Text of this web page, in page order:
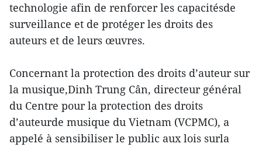
technologie afin de renforcer les capacitésde
surveillance et de protéger les droits des
auteurs et de leurs œuvres.
Concernant la protection des droits d’auteur sur
la musique,Dinh Trung Cân, directeur général
du Centre pour la protection des droits
d’auteurde musique du Vietnam (VCPMC), a
appelé à sensibiliser le public aux lois surla